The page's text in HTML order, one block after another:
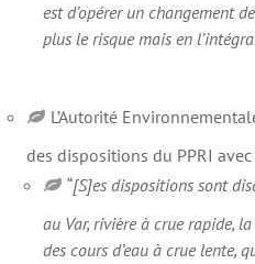
est d’opérer un changement
plus le risque mais en
L’Autorité
des dispositions du PPRI
“[S]es dispositions sont
au Var, rivière à crue rapide,
des cours d’eau à crue lente,